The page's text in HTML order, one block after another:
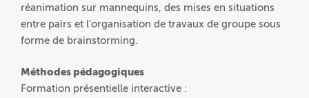
réanimation sur mannequins, des mises en situations
entre pairs et l’organisation de travaux de groupe sous
forme de brainstorming.
Méthodes pédagogiques
Formation présentielle interactive :